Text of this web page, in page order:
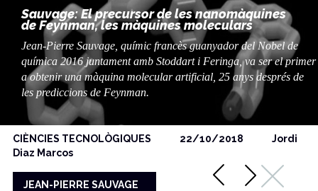
Sauvage: El precursor de les nanomàquines
de Feynman, les màquines moleculars
Jean-Pierre Sauvage, químic francès guanyador del Nobel de
química 2016 juntament amb Stoddart i Feringa, va ser el primer
a obtenir una màquina molecular artificial, 25 anys després de
les prediccions de Feynman.
CIÈNCIES TECNOLÒGIQUES 22/10/2018
Jordi
Diaz Marcos
JEAN-PIERRE SAUVAGE